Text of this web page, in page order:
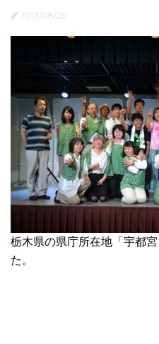
2013/08/25
栃木県の県庁所在地「宇都
た。